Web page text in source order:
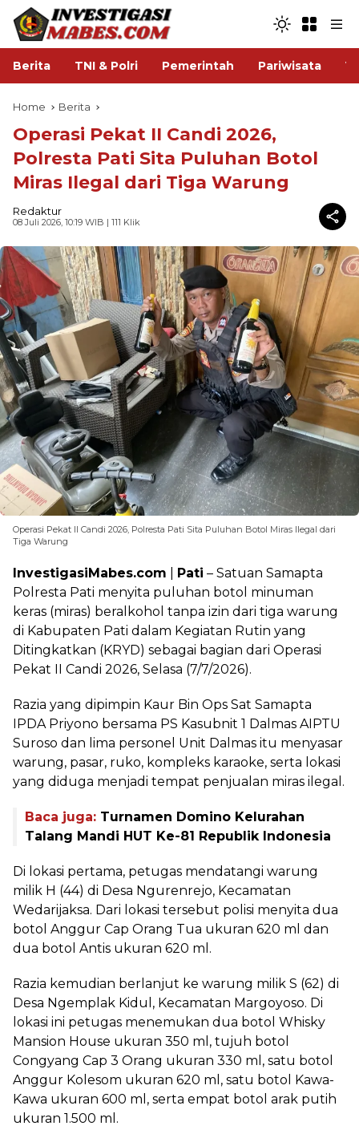
Berita TNI & Polri Pemerintah Pariwisata
Home Berita
Operasi Pekat II Candi 2026,
Polresta Pati Sita Puluhan Botol
Miras Ilegal dari Tiga Warung
Redaktur
08 Juli 2026, 10:19 WIB | 111 Klik
Operasi Pekat II Candi 2026, Polresta Pati Sita Puluhan Botol Miras Ilegal dari
Tiga Warung
InvestigasiMabes.com Pati – Satuan Samapta
Polresta Pati menyita puluhan botol minuman
keras (miras) beralkohol tanpa izin dari tiga warung
di Kabupaten Pati dalam Kegiatan Rutin yang
Ditingkatkan (KRYD) sebagai bagian dari Operasi
Pekat II Candi 2026, Selasa (7/7/2026).
Razia yang dipimpin Kaur Bin Ops Sat Samapta
IPDA Priyono bersama PS Kasubnit 1 Dalmas AIPTU
Suroso dan lima personel Unit Dalmas itu menyasar
warung, pasar, ruko, kompleks karaoke, serta lokasi
yang diduga menjadi tempat penjualan miras ilegal.
Baca juga: Turnamen Domino Kelurahan
Talang Mandi HUT Ke-81 Republik Indonesia
Di lokasi pertama, petugas mendatangi warung
milik H (44) di Desa Ngurenrejo, Kecamatan
Wedarijaksa. Dari lokasi tersebut polisi menyita dua
botol Anggur Cap Orang Tua ukuran 620 ml dan
dua botol Antis ukuran 620 ml.
Razia kemudian berlanjut ke warung milik S (62) di
Desa Ngemplak Kidul, Kecamatan Margoyoso. Di
lokasi ini petugas menemukan dua botol Whisky
Mansion House ukuran 350 ml, tujuh botol
Congyang Cap 3 Orang ukuran 330 ml, satu botol
Anggur Kolesom ukuran 620 ml, satu botol Kawa-
Kawa ukuran 600 ml, serta empat botol arak putih
ukuran 1.500 ml.